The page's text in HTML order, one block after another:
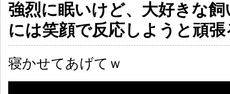
強烈に眠いけど、大好きな
には笑顔で反応しようと頑
寝かせてあげてｗ